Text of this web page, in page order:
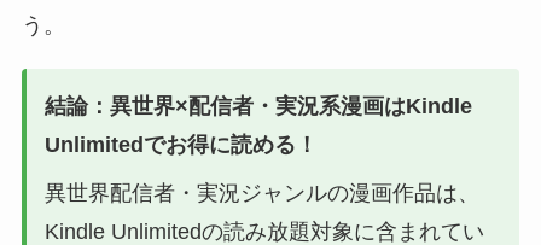
う。
結論：異世界×配信者・実況系漫画はKindle
Unlimitedでお得に読める！
異世界配信者・実況ジャンルの漫画作品は、
Kindle Unlimitedの読み放題対象に含まれてい